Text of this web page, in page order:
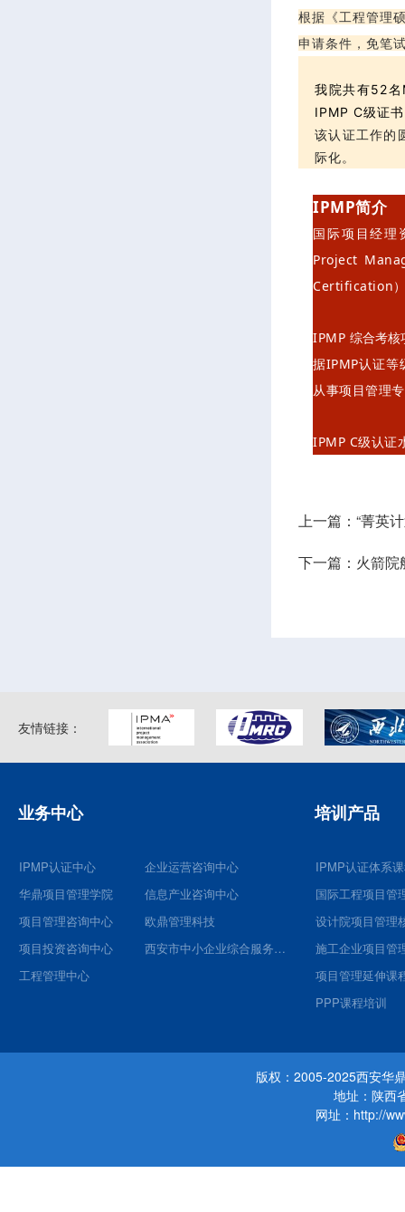
根据《工程管理
申请条件，免笔
我院共有52
IPMP C级证
该认证工作的
际化。
IPMP简介
国际项目经
Project
Certification）
IPMP 综合考核
据IPMP认证等
从事项目管理
IPMP C级认证
上一篇：“菁英
下一篇：火箭
友情链接：
业务中心
IPMP认证中心
华鼎项目管理学院
项目管理咨询中心
项目投资咨询中心
工程管理中心
企业运营咨询中心
信息产业咨询中心
欧鼎管理科技
西安市中小企业综合服务平台
培训产品
IPMP认证体系
国际工程项目管
施工企业项目管
项目管理延伸课
PPP课程培训
版权：2005-2025西安华
地址：陕西
网址：http://